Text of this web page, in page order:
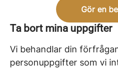
Gör en
Ta bort mina uppgifter
Vi behandlar din
personuppgifter som vi